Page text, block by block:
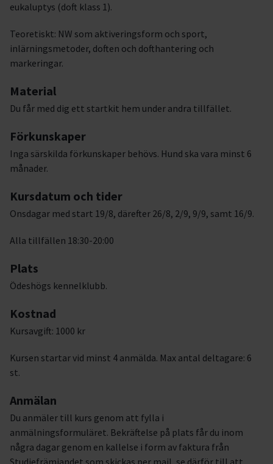
eukaluptys (doft klass 1).
Teoretiskt: NW som aktiveringsform och sport,
inlärningsmetoder, doften och dofthantering och
markeringar.
Material
Du får med dig ett startkit hem under andra tillfället.
Förkunskaper
Inga särskilda förkunskaper behövs. Hund ska vara minst 6
månader.
Kursdatum och tider
Onsdagar med start 19/8, därefter 26/8, 2/9, 9/9, samt 16/9.
Alla tillfällen 18:30-20:00
Plats
Ödeshögs kennelklubb.
Kostnad
Kursavgift: 1000 kr
Kursen startar vid minst 4 anmälda. Max antal deltagare: 6
st.
Anmälan
Du anmäler till kurs genom att fylla i
anmälningsformuläret. Bekräftelse på plats får du inom
några dagar genom en kallelse i form av faktura från
Studiefrämjandet som skickas per mail, se därför till att